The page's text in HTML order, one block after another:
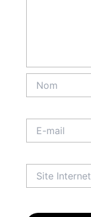
mail
Internet